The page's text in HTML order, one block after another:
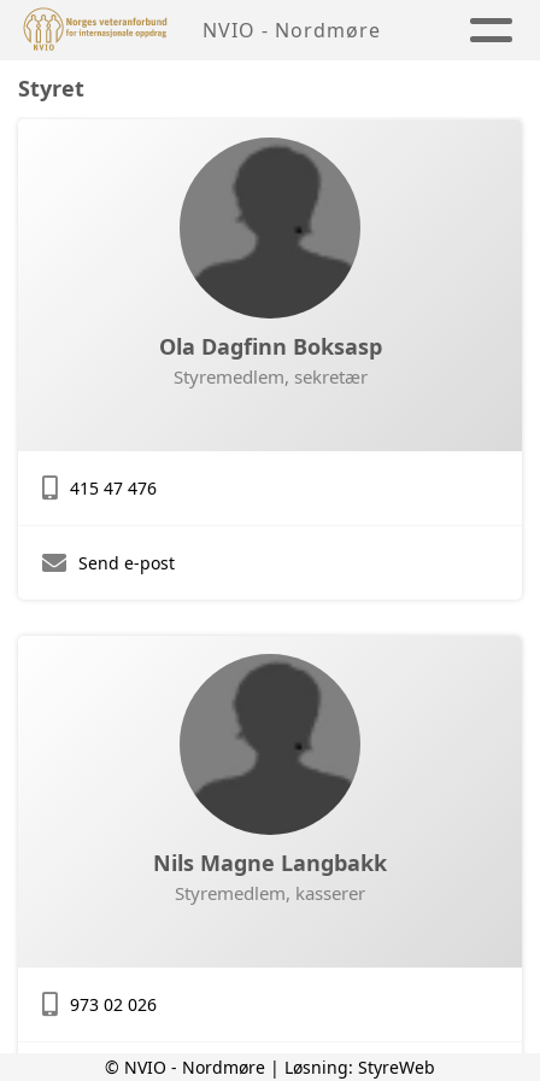
NVIO - Nordmøre
Styret
Ola Dagfinn Boksasp
Styremedlem, sekretær
415 47 476
Send e-post
Nils Magne Langbakk
Styremedlem, kasserer
973 02 026
© NVIO - Nordmøre | Løsning: StyreWeb